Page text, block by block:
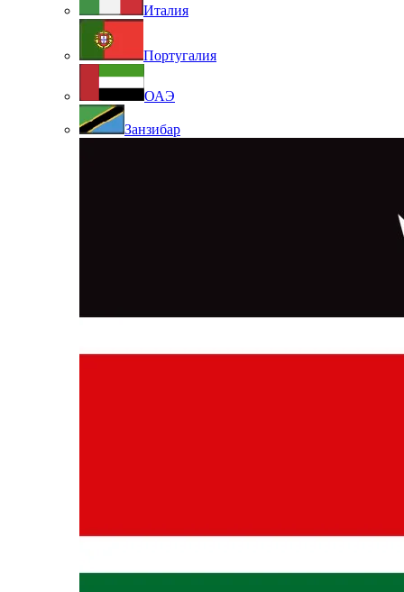
Италия
Португалия
ОАЭ
Занзибар